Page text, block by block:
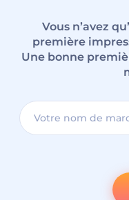
Vous n’avez
première
Une bonne